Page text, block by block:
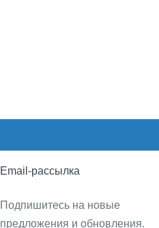
Email-рассылка
Подпишитесь на новые
предложения и обновления.